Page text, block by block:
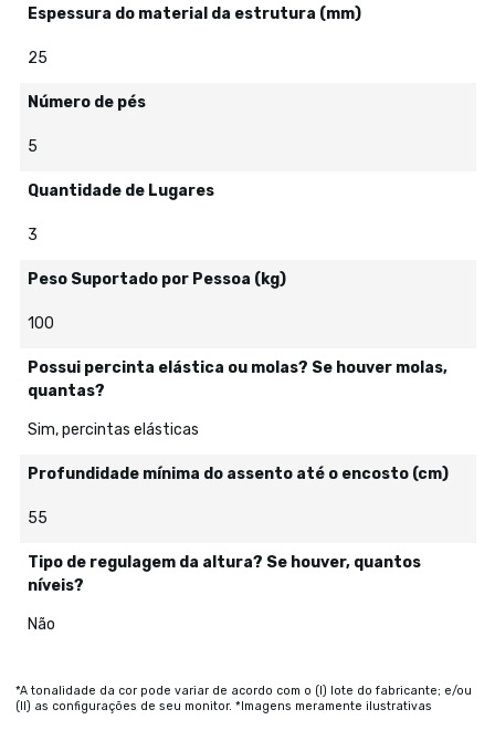
Espessura do material da estrutura (mm)
25
Número de pés
5
Quantidade de Lugares
3
Peso Suportado por Pessoa (kg)
100
Possui percinta elástica ou molas? Se houver molas,
quantas?
Sim, percintas elásticas
Profundidade mínima do assento até o encosto (cm)
55
Tipo de regulagem da altura? Se houver, quantos
níveis?
Não
*A tonalidade da cor pode variar de acordo com o (I) lote do fabricante; e/ou
(II) as configurações de seu monitor. *Imagens meramente ilustrativas